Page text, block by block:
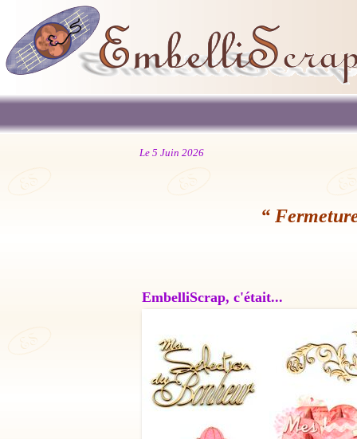
Le 5 Juin 2026
“
EmbelliScrap, c'était...